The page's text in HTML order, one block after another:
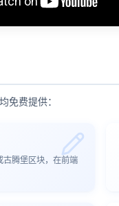
免费提供：
古腾堡区块，在前端